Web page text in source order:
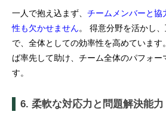
一人で抱え込まず、 チームメンバーと協
性も欠かせません。 得意分野を活かし
で、全体としての効率性を高めていま
ば率先して助け、チーム全体のパフォー
す。
6. 柔軟な対応力と問題解決能力